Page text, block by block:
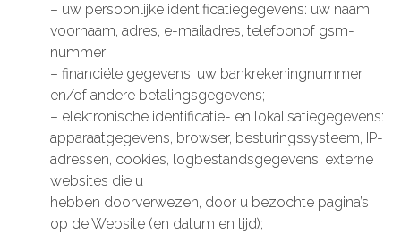
– uw persoonlijke identificatiegegevens: uw naam,
voornaam, adres, e-mailadres, telefoonof gsm-
nummer;
– financiële gegevens: uw bankrekeningnummer
en/of andere betalingsgegevens;
– elektronische identificatie- en lokalisatiegegevens:
apparaatgegevens, browser, besturingssysteem, IP-
adressen, cookies, logbestandsgegevens, externe
websites die u
hebben doorverwezen, door u bezochte pagina’s
op de Website (en datum en tijd);